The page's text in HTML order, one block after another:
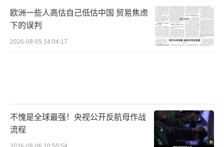
▲F-47理论上有后发制人的机会
F-47和“特朗普”级战列舰，虽然普遍被
寐以求的场景。图-160、苏-27等经典装备，都
属于苏联后发制人，精准利用美国人经验的硕
果。哪怕现在，美国航空工业也有吸取歼-36、
欧洲一些人高估自己低估中国 贸易焦虑
下的误判
2026-08-05 14:04:17
不愧是全球最强！央视公开反航母作战
流程